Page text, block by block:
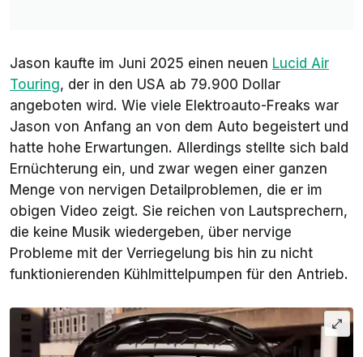
Jason kaufte im Juni 2025 einen neuen Lucid Air
Touring, der in den USA ab 79.900 Dollar
angeboten wird. Wie viele Elektroauto-Freaks war
Jason von Anfang an von dem Auto begeistert und
hatte hohe Erwartungen. Allerdings stellte sich bald
Ernüchterung ein, und zwar wegen einer ganzen
Menge von nervigen Detailproblemen, die er im
obigen Video zeigt. Sie reichen von Lautsprechern,
die keine Musik wiedergeben, über nervige
Probleme mit der Verriegelung bis hin zu nicht
funktionierenden Kühlmittelpumpen für den Antrieb.